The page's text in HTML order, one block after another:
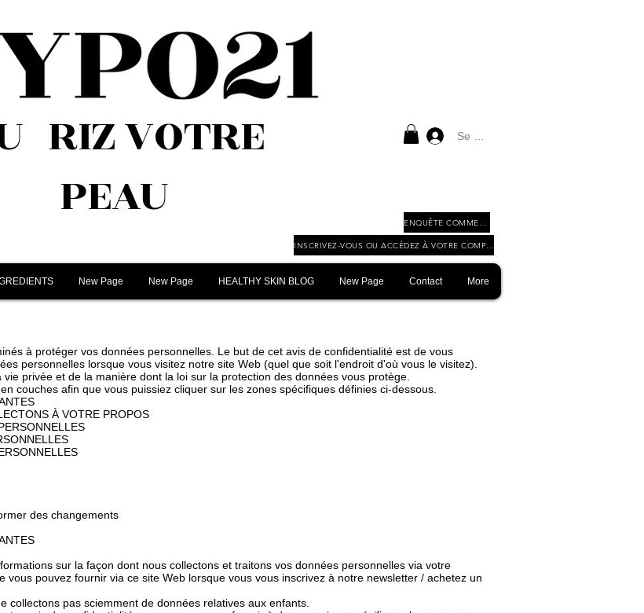
VOTRE
PEAU
Se connecter
New Page New Page HEALTHY SKIN BLOG New Page Contact More
à protéger vos données personnelles. Le but de cet avis de confidentialité est de vous
personnelles lorsque vous visitez notre site Web (quel que soit l'endroit d'où vous le visitez).
privée et de la manière dont la loi sur la protection des données vous protège.
couches afin que vous puissiez cliquer sur les zones spécifiques définies ci-dessous.
À VOTRE PROPOS
des changements
sur la façon dont nous collectons et traitons vos données personnelles via votre
vous pouvez fournir via ce site Web lorsque vous vous inscrivez à notre newsletter / achetez un
collectons pas sciemment de données relatives aux enfants.